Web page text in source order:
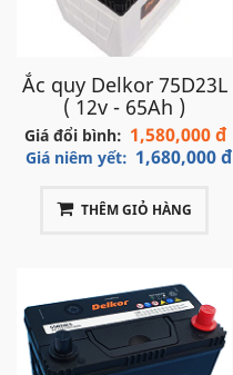
Ắc quy Delkor 75D23L
( 12v - 65Ah )
Giá đổi bình: 1,580,000 đ
Giá niêm yết: 1,680,000 đ
THÊM GIỎ HÀNG